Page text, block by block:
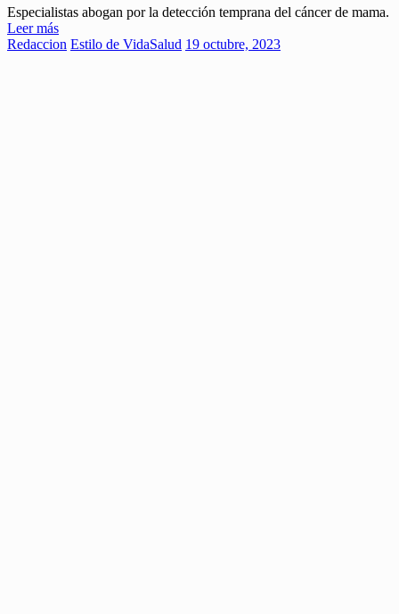
Especialistas abogan por la detección temprana del cáncer de mama.
Leer más
Redaccion Estilo de VidaSalud 19 octubre, 2023